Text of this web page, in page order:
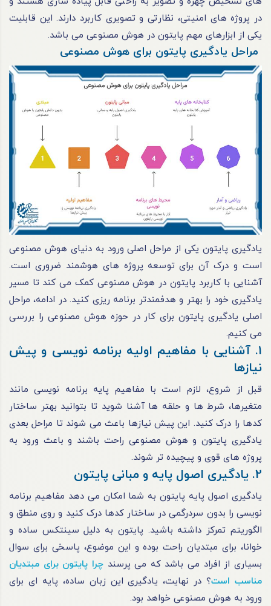
در پروژه های امنیتی، نظارتی و تصویری کاربرد دارند. این قابلیت
یکی از ابزارهای مهم پایتون در هوش مصنوعی می باشد.
مراحل یادگیری پایتون برای هوش مصنوعی
یادگیری پایتون یکی از مراحل اصلی ورود به دنیای هوش مصنوعی
است و درک آن برای توسعه پروژه های هوشمند ضروری است.
آشنایی با کاربرد پایتون در هوش مصنوعی کمک می کند تا مسیر
یادگیری خود را بهتر و هدفمندتر برنامه ریزی کنید. در ادامه، مراحل
اصلی یادگیری پایتون برای کار در حوزه هوش مصنوعی را بررسی
می کنیم.
1. آشنایی با مفاهیم اولیه برنامه نویسی و پیش
نیازها
قبل از شروع، لازم است با مفاهیم پایه برنامه نویسی مانند
متغیرها، شرط ها و حلقه ها آشنا شوید تا بتوانید بهتر ساختار
کدها را درک کنید. این پیش نیازها باعث می شوند تا مراحل بعدی
یادگیری پایتون و هوش مصنوعی راحت باشند و باعث ورود به
پروژه های قوی و پیچیده تر شوند.
2. یادگیری اصول پایه و مبانی پایتون
یادگیری اصول پایه پایتون به شما امکان می دهد مفاهیم برنامه
نویسی را بدون سردرگمی در ساختار کدها درک کنید و روی منطق و
الگوریتم تمرکز داشته باشید. پایتون به دلیل سینتکس ساده و
خوانا، برای مبتدیان راحت بوده و این موضوع، پاسخی برای سوال
بسیاری از افراد می باشد که می پرسندچرا پایتون برای مبتدیان
مناسب است؟ در نهایت، یادگیری این زبان ساده، پایه ای برای
ورود به هوش مصنوعی خواهد بود.